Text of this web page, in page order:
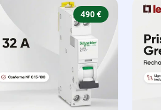
490 €